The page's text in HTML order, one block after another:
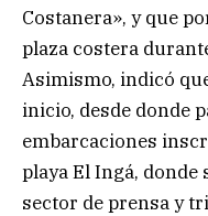
Costanera», y que
plaza costera
Asimismo, indicó
inicio, desde donde
embarcaciones
playa El Ingá, donde
sector de prensa y